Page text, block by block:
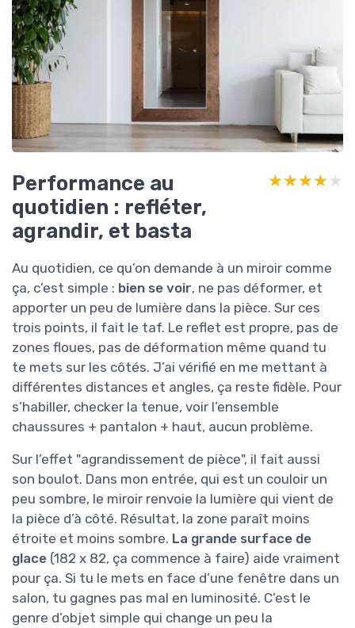
Performance au
quotidien : refléter,
agrandir, et basta
★★★★★
★★★★★
Au quotidien, ce qu’on demande à un miroir comme
ça, c’est simple : bien se voir, ne pas déformer, et
apporter un peu de lumière dans la pièce. Sur ces
trois points, il fait le taf. Le reflet est propre, pas de
zones floues, pas de déformation même quand tu
te mets sur les côtés. J’ai vérifié en me mettant à
différentes distances et angles, ça reste fidèle. Pour
s’habiller, checker la tenue, voir l’ensemble
chaussures + pantalon + haut, aucun problème.
Sur l’effet "agrandissement de pièce", il fait aussi
son boulot. Dans mon entrée, qui est un couloir un
peu sombre, le miroir renvoie la lumière qui vient de
la pièce d’à côté. Résultat, la zone paraît moins
étroite et moins sombre. La grande surface de
glace (182 x 82, ça commence à faire) aide vraiment
pour ça. Si tu le mets en face d’une fenêtre dans un
salon, tu gagnes pas mal en luminosité. C’est le
genre d’objet simple qui change un peu la